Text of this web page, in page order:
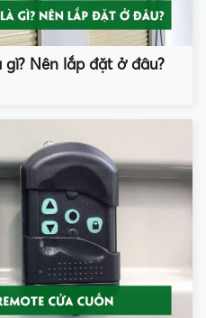
Nên lắp đặt ở đâu?